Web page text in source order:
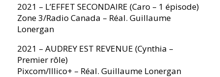
2021 – L’EFFET SECONDAIRE (Caro – 1 épisode)
Zone 3/Radio Canada – Réal. Guillaume
Lonergan
2021 – AUDREY EST REVENUE (Cynthia –
Premier rôle)
Pixcom/Illico+ – Réal. Guillaume Lonergan